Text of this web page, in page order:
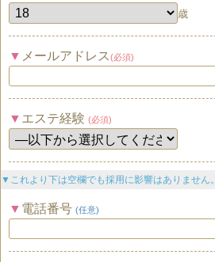
歳
メールアドレス (必須)
エステ経験 (必須)
▼これより下は空欄でも採用に影響はありません。
電話番号 (任意)